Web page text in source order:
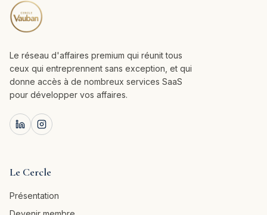
Le réseau d'affaires premium qui réunit tous
ceux qui entreprennent sans exception, et qui
donne accès à de nombreux services SaaS
pour développer vos affaires.
Le Cercle
Présentation